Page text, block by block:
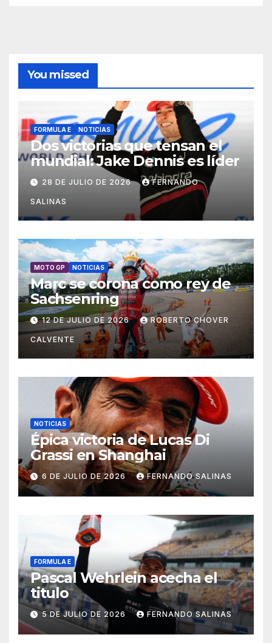
You missed
FORMULA E NOTICIAS
Dos victorias que tensan el
mundial: Jake Dennis es líder
28 DE JULIO DE 2026 FERNANDO
SALINAS
MOTO GP NOTICIAS
Marc se corona como rey de
Sachsenring
12 DE JULIO DE 2026 ROBERTO CHOVER
CALVENTE
NOTICIAS
Épica victoria de Lucas Di
Grassi en Shanghai
6 DE JULIO DE 2026 FERNANDO SALINAS
FORMULA E
Pascal Wehrlein acecha el
titulo
5 DE JULIO DE 2026 FERNANDO SALINAS